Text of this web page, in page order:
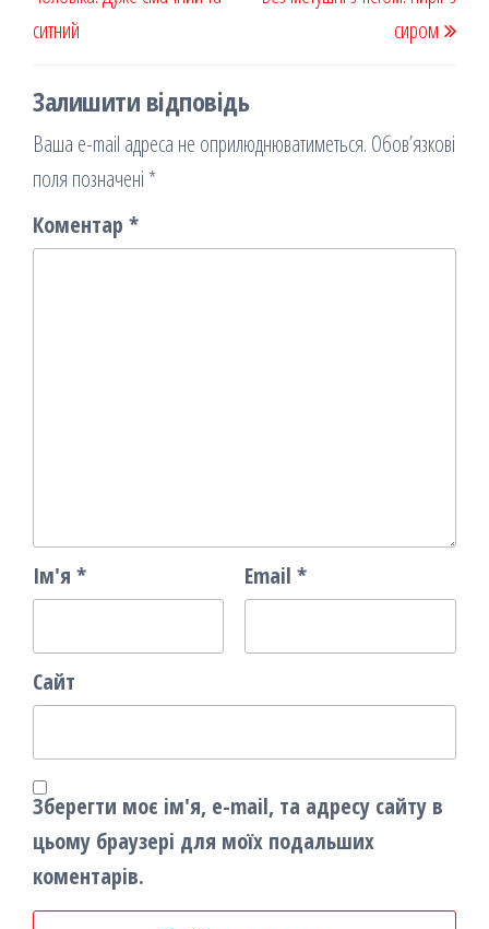
ситний
сиром
Залишити відповідь
Ваша e-mail адреса не оприлюднюватиметься. Обов’язкові
поля позначені *
Коментар *
Ім'я * Email *
Сайт
Зберегти моє ім'я, e-mail, та адресу сайту в
цьому браузері для моїх подальших
коментарів.